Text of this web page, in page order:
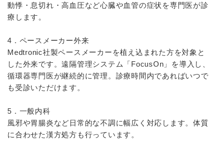
動悸・息切れ・高血圧など心臓や血管の症状を専門医が診
療します。
4．ペースメーカー外来
Medtronic社製ペースメーカーを植え込まれた方を対象と
した外来です。遠隔管理システム「FocusOn」を導入し、
循環器専門医が継続的に管理。診療時間内であればいつで
も受診いただけます。
5．一般内科
風邪や胃腸炎など日常的な不調に幅広く対応します。体質
に合わせた漢方処方も行っています。